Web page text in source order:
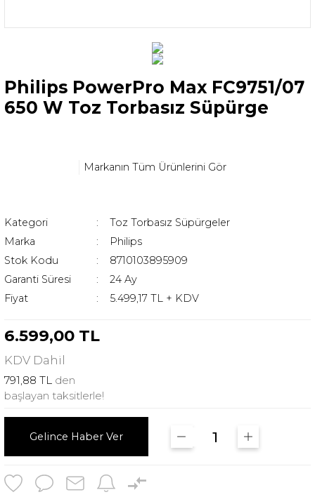
Philips PowerPro Max FC9751/07
650 W Toz Torbasız Süpürge
Markanın Tüm Ürünlerini Gör
Kategori
Toz Torbasız Süpürgeler
Marka
Philips
Stok Kodu
8710103895909
Garanti Süresi
24 Ay
Fiyat
5.499,17 TL + KDV
6.599,00 TL
KDV Dahil
791,88 TL den
başlayan taksitlerle!
Gelince Haber Ver